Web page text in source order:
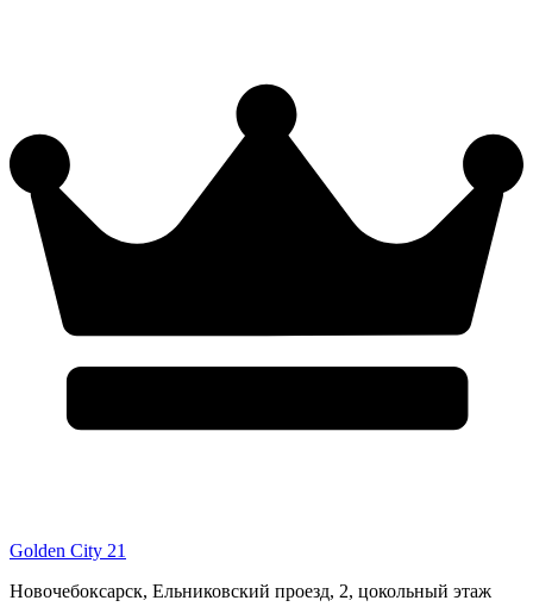
Golden City 21
Новочебоксарск, Ельниковский проезд, 2, цокольный этаж